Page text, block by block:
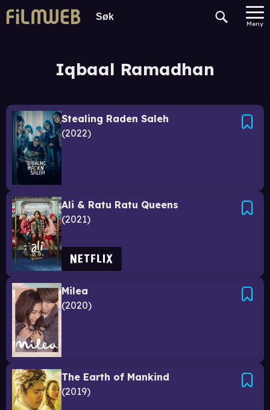
Meny
Iqbaal Ramadhan
Stealing Raden Saleh
2022
Ali & Ratu Ratu Queens
2021
Milea
2020
The Earth of Mankind
2019